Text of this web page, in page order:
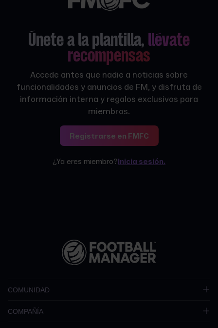
Únete a la plantilla, llévate
recompensas
Accede antes que nadie a noticias sobre
funcionalidades y anuncios de FM, y disfruta de
información interna y regalos exclusivos para
miembros.
Registrarse en FMFC
¿Ya eres miembro?Inicia sesión.
COMUNIDAD
COMPAÑÍA